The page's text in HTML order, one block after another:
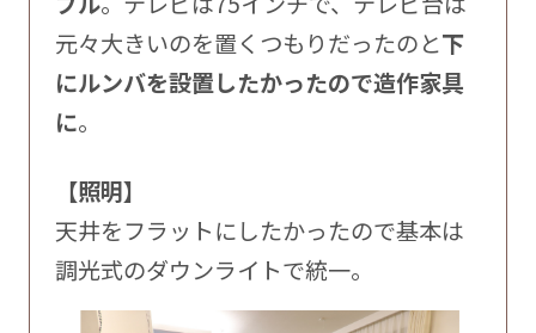
元々大きいのを置くつもりだったのと下
にルンバを設置したかったので造作家具
に。
【照明】
天井をフラットにしたかったので基本は
調光式のダウンライトで統一。